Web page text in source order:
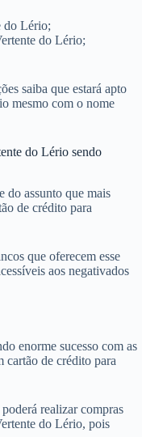
do Lério;
do Lério;
saiba que estará apto
mesmo com o nome
do Lério sendo
do assunto que mais
de crédito para
que oferecem esse
aos negativados
enorme sucesso com as
cartão de crédito para
realizar compras
do Lério, pois